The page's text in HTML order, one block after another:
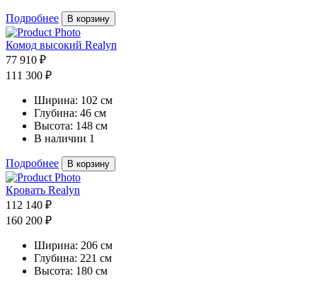
Подробнее В корзину
Комод высокий Realyn
77 910 ₽
111 300 ₽
Ширина: 102 см
Глубина: 46 см
Высота: 148 см
В наличии 1
Подробнее В корзину
Кровать Realyn
112 140 ₽
160 200 ₽
Ширина: 206 см
Глубина: 221 см
Высота: 180 см